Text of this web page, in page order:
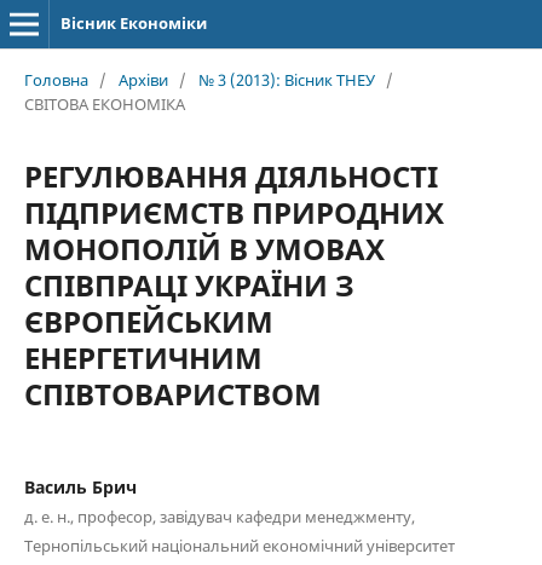
Вісник Економіки
Головна / Архіви / № 3 (2013): Вісник ТНЕУ /
СВІТОВА ЕКОНОМІКА
РЕГУЛЮВАННЯ ДІЯЛЬНОСТІ
ПІДПРИЄМСТВ ПРИРОДНИХ
МОНОПОЛІЙ В УМОВАХ
СПІВПРАЦІ УКРАЇНИ З
ЄВРОПЕЙСЬКИМ
ЕНЕРГЕТИЧНИМ
СПІВТОВАРИСТВОМ
Василь Брич
д. е. н., професор, завідувач кафедри менеджменту,
Тернопільський національний економічний університет